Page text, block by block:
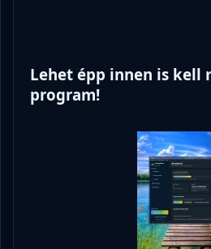
Lehet épp innen is kell
program!